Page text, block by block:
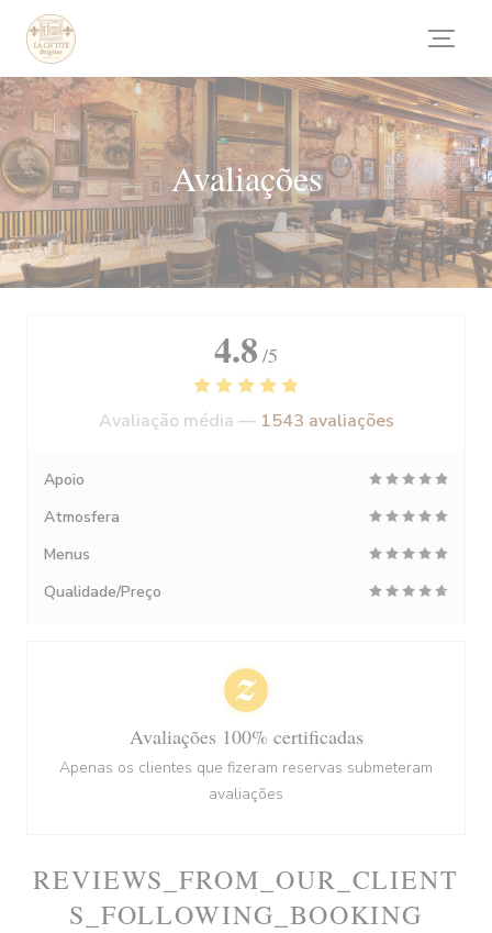
Painel de Gerenciamento de Cookies
Avaliações
REVIEWS_FROM_OUR_CLIENT
S_FOLLOWING_BOOKING
4.8 /5
Avaliação média — 1543 avaliações
Apoio
Atmosfera
Menus
Qualidade/Preço
Avaliações 100% certificadas
Apenas os clientes que fizeram reservas submeteram
avaliações